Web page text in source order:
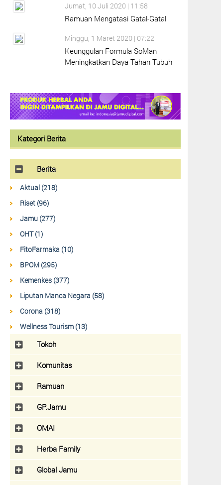
Jumat, 10 Juli 2020 | 11:58
Ramuan Mengatasi Gatal-Gatal
Minggu, 1 Maret 2020 | 07:22
Keunggulan Formula SoMan
Meningkatkan Daya Tahan Tubuh
Kategori Berita
Berita
Aktual (218)
Riset (96)
Jamu (277)
OHT (1)
FitoFarmaka (10)
BPOM (295)
Kemenkes (377)
Liputan Manca Negara (58)
Corona (318)
Wellness Tourism (13)
Tokoh
Komunitas
Ramuan
GP.Jamu
OMAI
Herba Family
Global Jamu